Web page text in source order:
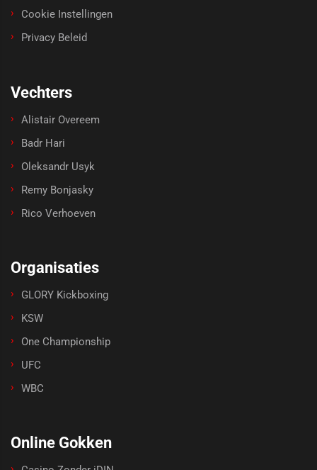
Cookie Instellingen
Privacy Beleid
Vechters
Alistair Overeem
Badr Hari
Oleksandr Usyk
Remy Bonjasky
Rico Verhoeven
Organisaties
GLORY Kickboxing
KSW
One Championship
UFC
WBC
Online Gokken